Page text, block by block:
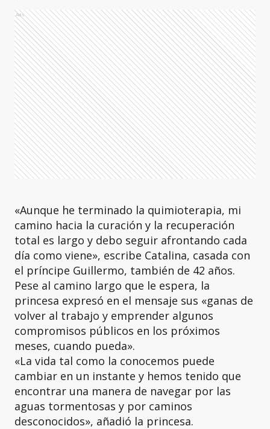
Ads
«Aunque he terminado la quimioterapia, mi
camino hacia la curación y la recuperación
total es largo y debo seguir afrontando cada
día como viene», escribe Catalina, casada con
el príncipe Guillermo, también de 42 años.
Pese al camino largo que le espera, la
princesa expresó en el mensaje sus «ganas de
volver al trabajo y emprender algunos
compromisos públicos en los próximos
meses, cuando pueda».
«La vida tal como la conocemos puede
cambiar en un instante y hemos tenido que
encontrar una manera de navegar por las
aguas tormentosas y por caminos
desconocidos», añadió la princesa.